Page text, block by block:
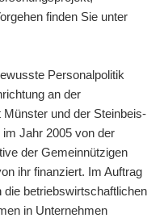
finden Sie unter
Personalpolitik
an der
und der Steinbeis-
Jahr 2005 von der
der Gemeinnützigen
ihr finanziert. Im Auftrag
betriebswirtschaftlichen
in Unternehmen